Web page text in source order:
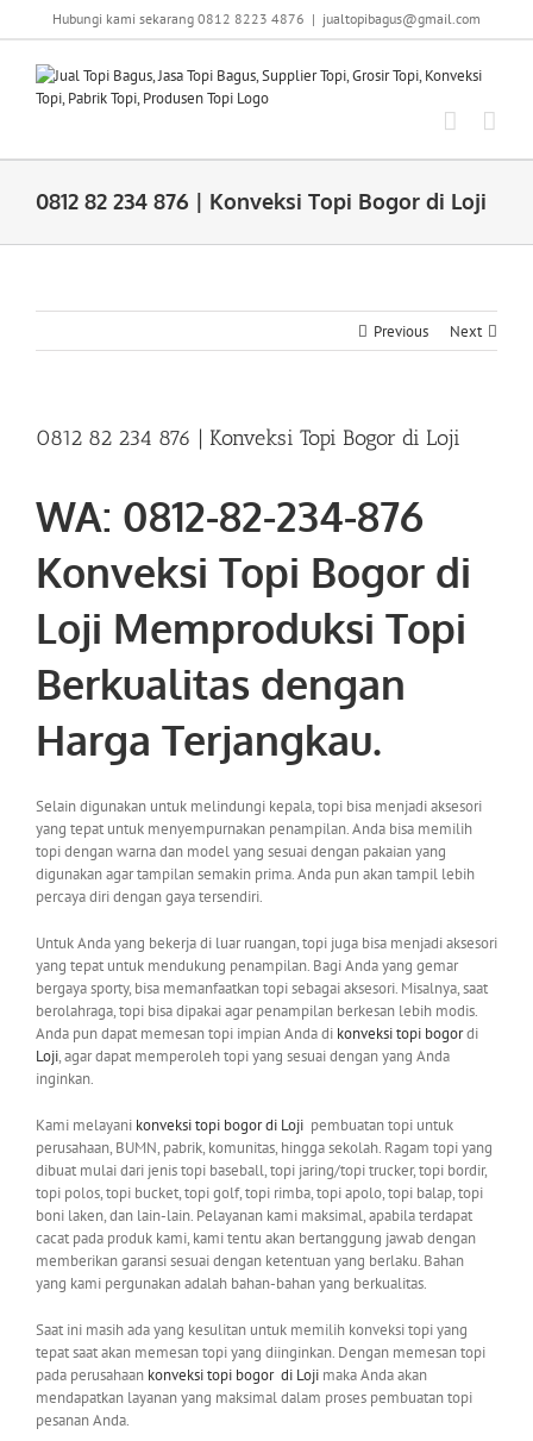
Hubungi kami sekarang 0812 8223 4876 | jualtopibagus@gmail.com
0812 82 234 876 | Konveksi Topi Bogor di Loji
Previous Next
0812 82 234 876 | Konveksi Topi Bogor di Loji
WA: 0812-82-234-876
Konveksi Topi Bogor di
Loji Memproduksi Topi
Berkualitas dengan
Harga Terjangkau.
Selain digunakan untuk melindungi kepala, topi bisa menjadi aksesori
yang tepat untuk menyempurnakan penampilan. Anda bisa memilih
topi dengan warna dan model yang sesuai dengan pakaian yang
digunakan agar tampilan semakin prima. Anda pun akan tampil lebih
percaya diri dengan gaya tersendiri.
Untuk Anda yang bekerja di luar ruangan, topi juga bisa menjadi aksesori
yang tepat untuk mendukung penampilan. Bagi Anda yang gemar
bergaya sporty, bisa memanfaatkan topi sebagai aksesori. Misalnya, saat
berolahraga, topi bisa dipakai agar penampilan berkesan lebih modis.
Anda pun dapat memesan topi impian Anda di konveksi topi bogordi
Loji, agar dapat memperoleh topi yang sesuai dengan yang Anda
inginkan.
Kami melayani konveksi topi bogordi Loji pembuatan topi untuk
perusahaan, BUMN, pabrik, komunitas, hingga sekolah. Ragam topi yang
dibuat mulai dari jenis topi baseball, topi jaring/topi trucker, topi bordir,
topi polos, topi bucket, topi golf, topi rimba, topi apolo, topi balap, topi
boni laken, dan lain-lain. Pelayanan kami maksimal, apabila terdapat
cacat pada produk kami, kami tentu akan bertanggung jawab dengan
memberikan garansi sesuai dengan ketentuan yang berlaku. Bahan
yang kami pergunakan adalah bahan-bahan yang berkualitas.
Saat ini masih ada yang kesulitan untuk memilih konveksi topi yang
tepat saat akan memesan topi yang diinginkan. Dengan memesan topi
pada perusahaan konveksi topi bogor di Loji maka Anda akan
mendapatkan layanan yang maksimal dalam proses pembuatan topi
pesanan Anda.